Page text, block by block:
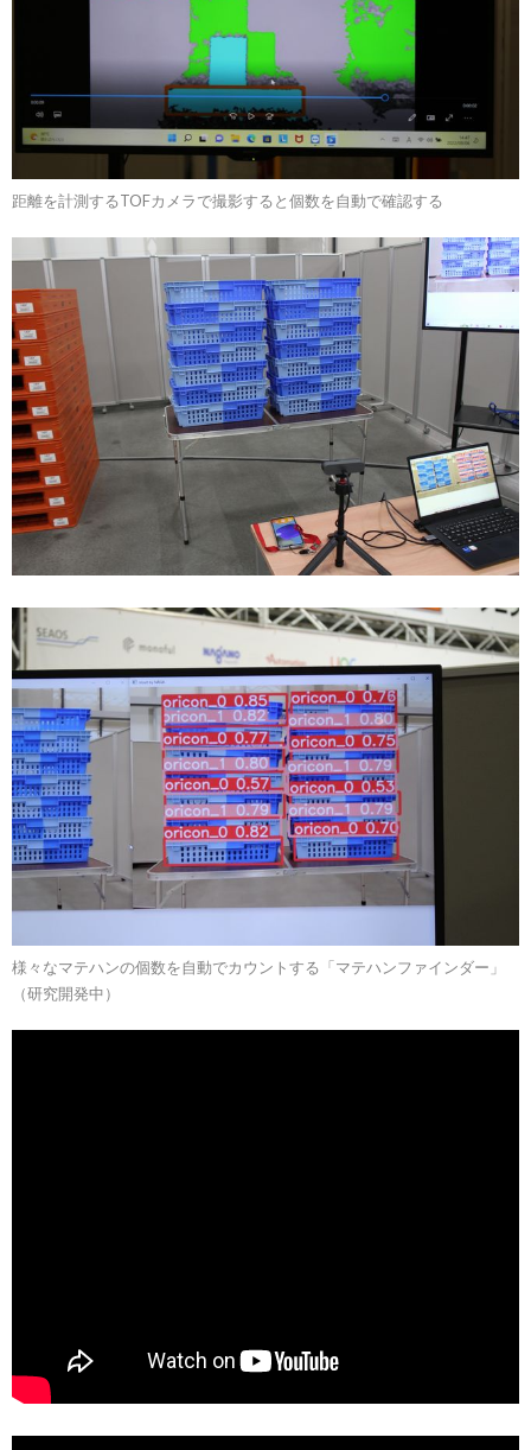
距離を計測するTOFカメラで撮影すると個数を自動で確認する
様々なマテハンの個数を自動でカウントする「マテハンファインダー」
（研究開発中）